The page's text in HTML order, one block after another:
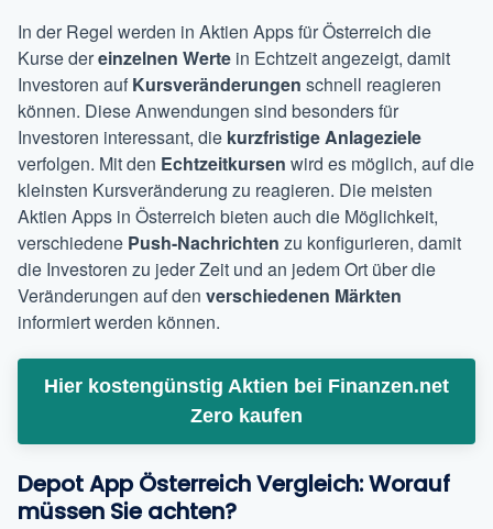
In der Regel werden in Aktien Apps für Österreich die
Kurse dereinzelnen Werte in Echtzeit angezeigt, damit
Investoren aufKursveränderungen schnell reagieren
können. Diese Anwendungen sind besonders für
Investoren interessant, die kurzfristige Anlageziele
verfolgen. Mit den Echtzeitkursen wird es möglich, auf die
kleinsten Kursveränderung zu reagieren. Die meisten
Aktien Apps in Österreich bieten auch die Möglichkeit,
verschiedene Push-Nachrichten zu konfigurieren, damit
die Investoren zu jeder Zeit und an jedem Ort über die
Veränderungen auf den verschiedenen Märkten
informiert werden können.
Hier kostengünstig Aktien bei Finanzen.net
Zero kaufen
Depot App Österreich Vergleich: Worauf
müssen Sie achten?